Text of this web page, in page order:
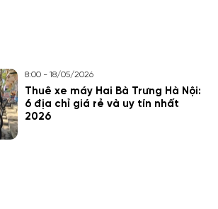
8:00 - 18/05/2026
Thuê xe máy Hai Bà Trưng Hà Nội:
6 địa chỉ giá rẻ và uy tín nhất
2026